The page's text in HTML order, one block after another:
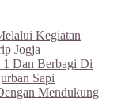
Kegiatan
Jogja
Dan Berbagi Di
Sapi
Mendukung